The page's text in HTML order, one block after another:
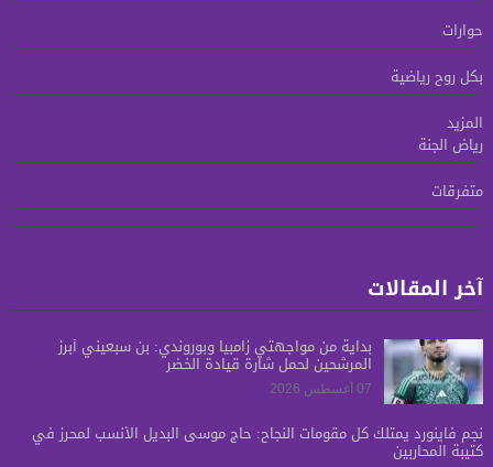
حوارات
بكل روح رياضية
المزيد
رياض الجنة
متفرقات
آخر المقالات
بدايةً من مواجهتي زامبيا وبوروندي: بن سبعيني أبرز
المرشحين لحمل شارة قيادة الخضر
07 أغسطس 2026
نجم فاينورد يمتلك كل مقومات النجاح: حاج موسى البديل الأنسب لمحرز في
كتيبة المحاربين